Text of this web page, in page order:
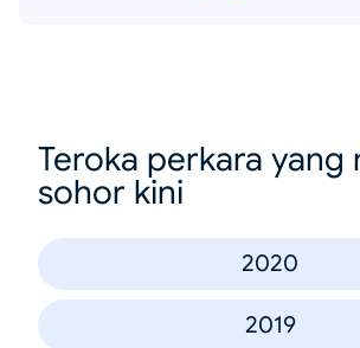
Teroka perkara yang
sohor kini
2020
2019